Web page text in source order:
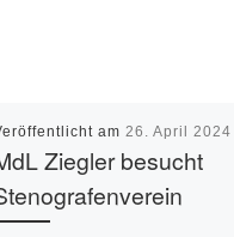
am 26. April 2024
Ziegler besucht